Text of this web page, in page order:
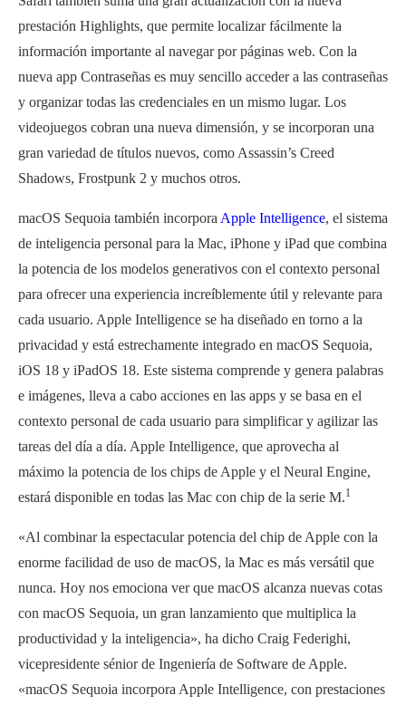
prestación Highlights, que permite localizar fácilmente la
información importante al navegar por páginas web. Con la
nueva app Contraseñas es muy sencillo acceder a las contraseñas
y organizar todas las credenciales en un mismo lugar. Los
videojuegos cobran una nueva dimensión, y se incorporan una
gran variedad de títulos nuevos, como Assassin’s Creed
Shadows, Frostpunk 2 y muchos otros.
macOS Sequoia también incorpora Apple Intelligence, el sistema
de inteligencia personal para la Mac, iPhone y iPad que combina
la potencia de los modelos generativos con el contexto personal
para ofrecer una experiencia increíblemente útil y relevante para
cada usuario. Apple Intelligence se ha diseñado en torno a la
privacidad y está estrechamente integrado en macOS Sequoia,
iOS 18 y iPadOS 18. Este sistema comprende y genera palabras
e imágenes, lleva a cabo acciones en las apps y se basa en el
contexto personal de cada usuario para simplificar y agilizar las
tareas del día a día. Apple Intelligence, que aprovecha al
máximo la potencia de los chips de Apple y el Neural Engine,
estará disponible en todas las Mac con chip de la serie M.1
«Al combinar la espectacular potencia del chip de Apple con la
enorme facilidad de uso de macOS, la Mac es más versátil que
nunca. Hoy nos emociona ver que macOS alcanza nuevas cotas
con macOS Sequoia, un gran lanzamiento que multiplica la
productividad y la inteligencia», ha dicho Craig Federighi,
vicepresidente sénior de Ingeniería de Software de Apple.
«macOS Sequoia incorpora Apple Intelligence, con prestaciones